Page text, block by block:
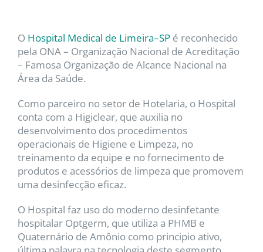
O Hospital Medical de Limeira–SP é reconhecido
pela ONA – Organização Nacional de Acreditação
– Famosa Organização de Alcance Nacional na
Área da Saúde.
Como parceiro no setor de Hotelaria, o Hospital
conta com a Higiclear, que auxilia no
desenvolvimento dos procedimentos
operacionais de Higiene e Limpeza, no
treinamento da equipe e no fornecimento de
produtos e acessórios de limpeza que promovem
uma desinfecção eficaz.
O Hospital faz uso do moderno desinfetante
hospitalar Optgerm, que utiliza a PHMB e
Quaternário de Amônio como principio ativo,